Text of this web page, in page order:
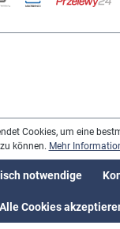
Cookies, um eine
können. Mehr
notwendige
Alle Cookies